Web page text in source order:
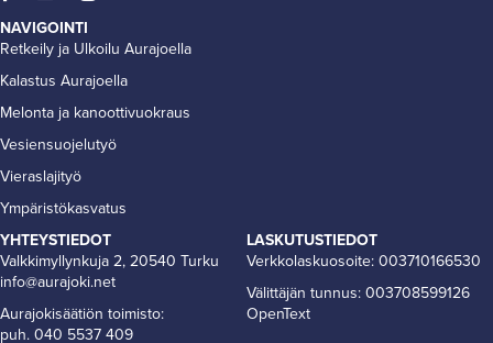
NAVIGOINTI
Retkeily ja Ulkoilu Aurajoella
Kalastus Aurajoella
Melonta ja kanoottivuokraus
Vesiensuojelutyö
Vieraslajityö
Ympäristökasvatus
YHTEYSTIEDOT
Valkkimyllynkuja 2, 20540 Turku
info@aurajoki.net
Aurajokisäätiön toimisto:
puh. 040 5537 409
LASKUTUSTIEDOT
Verkkolaskuosoite: 003710166530
Välittäjän tunnus: 003708599126
OpenText